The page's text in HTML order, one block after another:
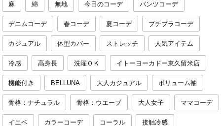
麻 綿 無地 今日のコーデ パンツコーデ
デニムコーデ 春コーデ 夏コーデ プチプラコーデ
カジュアル 体型カバー ストレッチ 人気アイテム
冷感 高身長 洗濯ＯＫ イトーヨーカドー東久留米店
機能付き BELLUNA 大人カジュアル ボリューム袖
骨格：ナチュラル 骨格：ウエーブ 大人女子 ママコーデ
イエベ カラーコーデ コーラル 接触冷感